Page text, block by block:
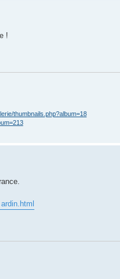
!
thumbnails.php?album=18